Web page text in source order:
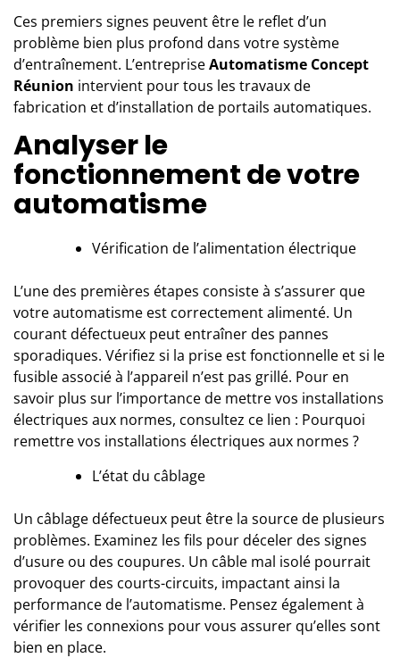
Ces premiers signes peuvent être le reflet d’un
problème bien plus profond dans votre système
d’entraînement. L’entrepriseAutomatisme Concept
Réunion intervient pour tous les travaux de
fabrication et d’installation de portails automatiques.
Analyser le
fonctionnement de votre
automatisme
Vérification de l’alimentation électrique
L’une des premières étapes consiste à s’assurer que
votre automatisme est correctement alimenté. Un
courant défectueux peut entraîner des pannes
sporadiques. Vérifiez si la prise est fonctionnelle et si le
fusible associé à l’appareil n’est pas grillé. Pour en
savoir plus sur l’importance de mettre vos installations
électriques aux normes, consultez ce lien : Pourquoi
remettre vos installations électriques aux normes ?
L’état du câblage
Un câblage défectueux peut être la source de plusieurs
problèmes. Examinez les fils pour déceler des signes
d’usure ou des coupures. Un câble mal isolé pourrait
provoquer des courts-circuits, impactant ainsi la
performance de l’automatisme. Pensez également à
vérifier les connexions pour vous assurer qu’elles sont
bien en place.